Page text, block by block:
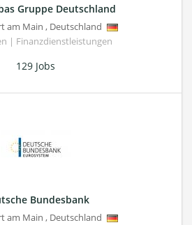
Gruppe Deutschland
am Main , Deutschland
| Finanzdienstleistungen
129 Jobs
Bundesbank
am Main , Deutschland